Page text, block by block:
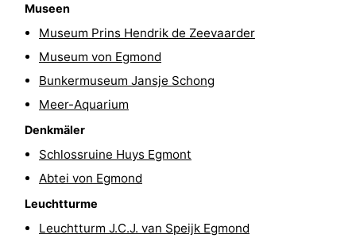
Museen
Museum Prins Hendrik de Zeevaarder
Museum von Egmond
Bunkermuseum Jansje Schong
Meer-Aquarium
Denkmäler
Schlossruine Huys Egmont
Abtei von Egmond
Leuchtturme
Leuchtturm J.C.J. van Speijk Egmond